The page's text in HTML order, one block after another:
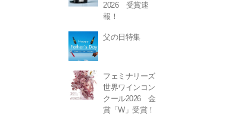
2026 受賞速
報！
父の日特集
フェミナリーズ
世界ワインコン
クール2026 金
賞「W」受賞！